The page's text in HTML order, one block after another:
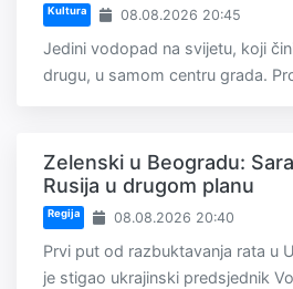
Kultura 08.08.2026 20:45
Jedini vodopad na svijetu, koji
drugu, u samom centru grada.
Zelenski u Beogradu:
Rusija u drugom planu
Regija 08.08.2026 20:40
Prvi put od razbuktavanja rata u
je stigao ukrajinski predsjednik